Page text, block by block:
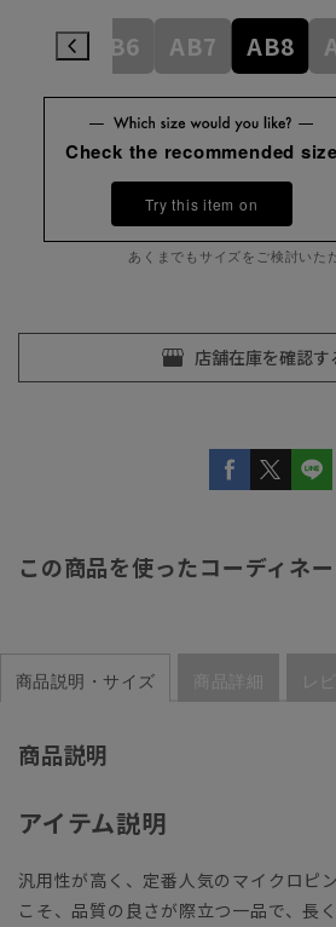
AB6 AB7 AB8
Check the recommended size
Try this item on
あくまでもサイズをご検討いた
この商品を使ったコーディネ
商品説明・サイズ 商品詳細 レ
商品説明
アイテム説明
汎用性が高く、定番人気のマイクロピ
こそ、品質の良さが際立つ一品で、長